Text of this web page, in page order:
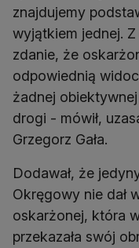
znajdujemy
wyjątkiem jednej.
zdanie, że
odpowiednią
żadnej
drogi - mówił,
Grzegorz Gała.
Dodawał, że
Okręgowy nie dał
oskarżonej, która
przekazała swój